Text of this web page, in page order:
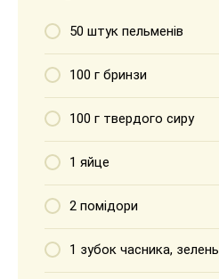
50 штук пельменів
100 г бринзи
100 г твердого сиру
1 яйце
2 помідори
1 зубок часника, зелень